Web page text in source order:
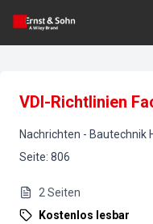
VDI-Richtlinien
Nachrichten - Bautechnik
Seite: 806
2 Seiten
Kostenlos lesbar